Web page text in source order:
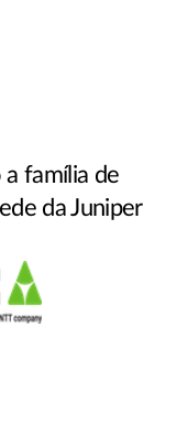
a família de
da Juniper